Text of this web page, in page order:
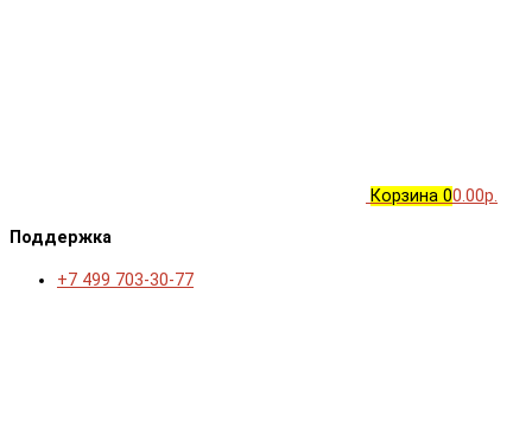
Корзина 00.00р.
Поддержка
+7 499 703-30-77